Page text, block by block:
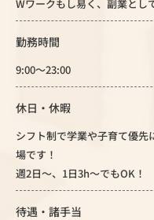
Wワークもし易く、副業とし
勤務時間
9:00～23:00
休日・休暇
シフト制で学業や子育て優先
場です！
週2日～、1日3h～でもOK！
待遇・諸手当